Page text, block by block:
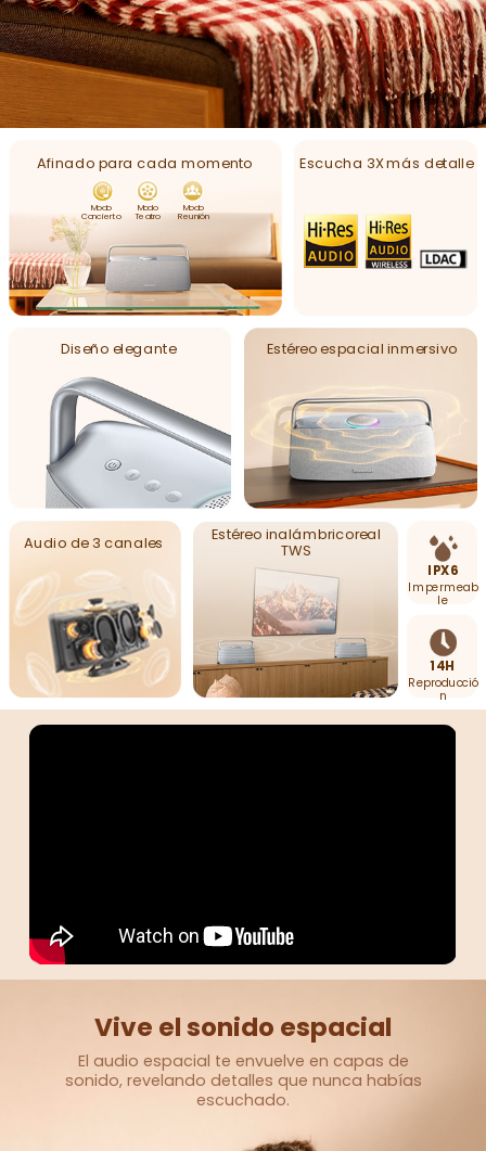
Diseño elegante
Afinado para cada momento
Modo
Concierto
Modo
Teatro
Modo
Reunión
IPX6
Impermeab
le
14H
Reproducció
n
Escucha 3Xmás detalle
Estéreo espacial inmersivo
Estéreo inalámbricoreal
TWS
Audio de 3 canales
Vive el sonido espacial
El audio espacial te envuelve en capas de
sonido, revelando detalles que nunca habías
escuchado.